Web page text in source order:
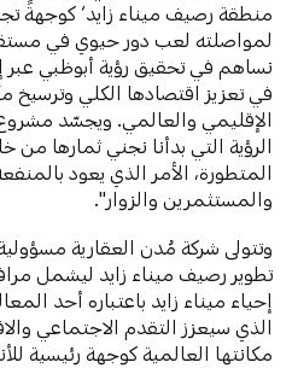
منطقة رصيف ميناء زايد‘ كوجهةً
لمواصلته لعب دور حيوي في
نساهم في تحقيق رؤية أبوظبي
في تعزيز اقتصادها الكلي وترسيخ
الإقليمي والعالمي. ويجسّد
الرؤية التي بدأنا نجني ثمارها من
المتطورة، الأمر الذي يعود
والمستثمرين والزوار".
وتتولى شركة مُدن العقارية
تطوير رصيف ميناء زايد ليشمل
إحياء ميناء زايد باعتباره أحد
الذي سيعزز التقدم الاجتماعي
مكانتها العالمية كوجهة رئيسية